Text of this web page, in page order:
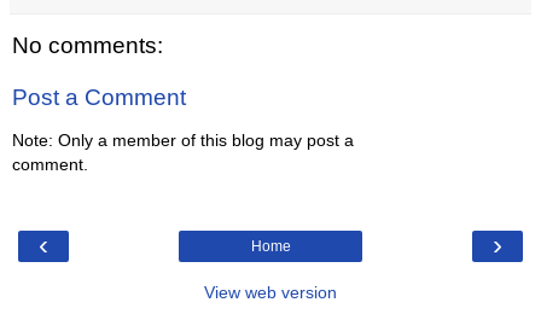
No comments:
Post a Comment
Note: Only a member of this blog may post a
comment.
‹ ›
Home
View web version